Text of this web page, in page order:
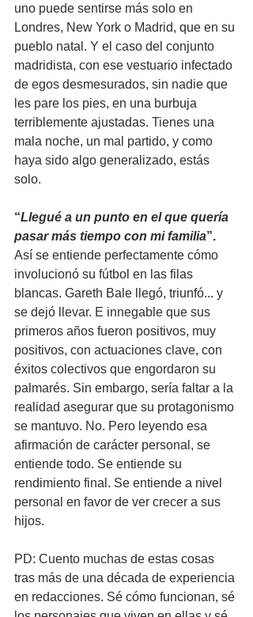
uno puede sentirse más solo en
Londres, New York o Madrid, que en su
pueblo natal. Y el caso del conjunto
madridista, con ese vestuario infectado
de egos desmesurados, sin nadie que
les pare los pies, en una burbuja
terriblemente ajustadas. Tienes una
mala noche, un mal partido, y como
haya sido algo generalizado, estás
solo.
“Llegué a un punto en el que quería
pasar más tiempo con mi familia”.
Así se entiende perfectamente cómo
involucionó su fútbol en las filas
blancas. Gareth Bale llegó, triunfó... y
se dejó llevar. E innegable que sus
primeros años fueron positivos, muy
positivos, con actuaciones clave, con
éxitos colectivos que engordaron su
palmarés. Sin embargo, sería faltar a la
realidad asegurar que su protagonismo
se mantuvo. No. Pero leyendo esa
afirmación de carácter personal, se
entiende todo. Se entiende su
rendimiento final. Se entiende a nivel
personal en favor de ver crecer a sus
hijos.
PD: Cuento muchas de estas cosas
tras más de una década de experiencia
en redacciones. Sé cómo funcionan, sé